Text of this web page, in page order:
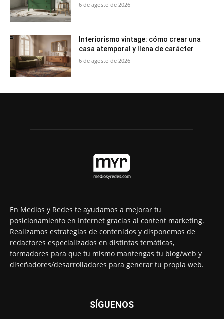
6 de agosto de 2026
Interiorismo vintage: cómo crear una
casa atemporal y llena de carácter
6 de agosto de 2026
En Medios y Redes te ayudamos a mejorar tu
posicionamiento en Internet gracias al content marketing.
Realizamos estrategias de contenidos y disponemos de
redactores especializados en distintas temáticas,
formadores para que tu mismo mantengas tu blog/web y
diseñadores/desarrolladores para generar tu propia web.
SÍGUENOS